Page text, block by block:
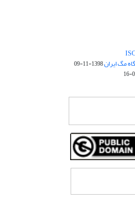
مگ ایران1398-11-09